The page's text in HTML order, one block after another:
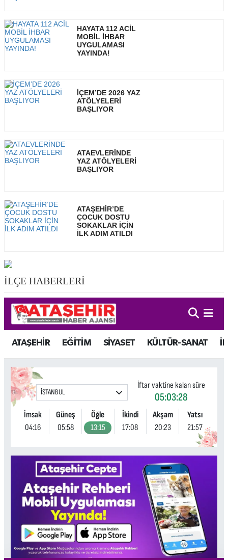
HAYATA 112 ACİL
MOBİL İHBAR
UYGULAMASI
YAYINDA!
İÇEM’DE 2026 YAZ
ATÖLYELERİ
BAŞLIYOR
ATAEVLERİNDE
YAZ ATÖLYELERİ
BAŞLIYOR
ATAŞEHİR’DE
ÇOCUK DOSTU
SOKAKLAR İÇİN
İLK ADIM ATILDI
İLÇE HABERLERİ